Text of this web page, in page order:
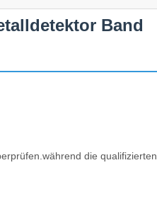
Band
die qualifizierten